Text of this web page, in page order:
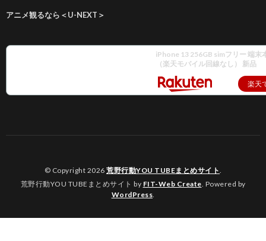
アニメ観るなら＜U-NEXT＞
iPhone 13 256GB simフリー 端末
（楽天モバイル回線なし） 新品
楽天
© Copyright 2026 荒野行動YOU TUBEまとめサイト.
荒野行動YOU TUBEまとめサイト by FIT-Web Create. Powered by
WordPress.